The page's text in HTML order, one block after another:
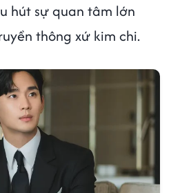
hút sự quan tâm lớn
thông xứ kim chi.